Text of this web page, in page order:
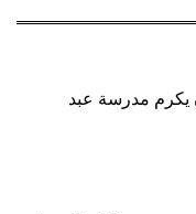
مدرسة عبد